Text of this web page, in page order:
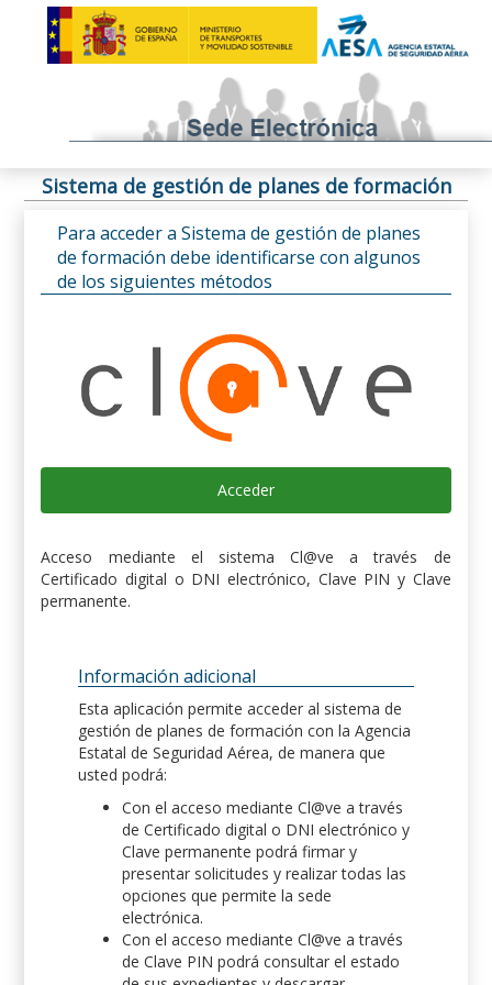
Sistema de gestión de planes de formación
Para acceder a Sistema de gestión de planes
de formación debe identificarse con algunos
de los siguientes métodos
Acceder
Acceso mediante el sistema Cl@ve a través de
Certificado digital o DNI electrónico, Clave PIN y Clave
permanente.
Información adicional
Esta aplicación permite acceder al sistema de
gestión de planes de formación con la Agencia
Estatal de Seguridad Aérea, de manera que
usted podrá:
Con el acceso mediante Cl@ve a través
de Certificado digital o DNI electrónico y
Clave permanente podrá firmar y
presentar solicitudes y realizar todas las
opciones que permite la sede
electrónica.
Con el acceso mediante Cl@ve a través
de Clave PIN podrá consultar el estado